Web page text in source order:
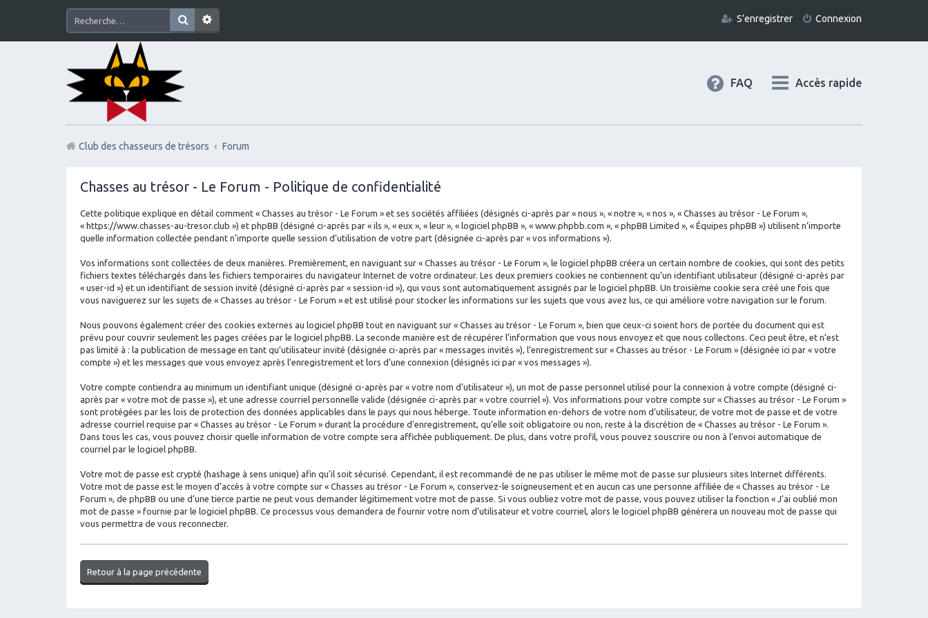
Connexion
S’enregistrer
Accès rapide
FAQ
Club des chasseurs de trésors Forum
Chasses au trésor - Le Forum - Politique de confidentialité
Cette politique explique en détail comment « Chasses au trésor - Le Forum » et ses sociétés affiliées (désignés ci-après par « nous », « notre », « nos », « Chasses au trésor - Le Forum »,
« https://www.chasses-au-tresor.club ») et phpBB (désigné ci-après par « ils », « eux », « leur », « logiciel phpBB », « www.phpbb.com », « phpBB Limited », « Équipes phpBB ») utilisent n’importe
quelle information collectée pendant n’importe quelle session d’utilisation de votre part (désignée ci-après par « vos informations »).
Vos informations sont collectées de deux manières. Premièrement, en naviguant sur « Chasses au trésor - Le Forum », le logiciel phpBB créera un certain nombre de cookies, qui sont des petits
fichiers textes téléchargés dans les fichiers temporaires du navigateur Internet de votre ordinateur. Les deux premiers cookies ne contiennent qu’un identifiant utilisateur (désigné ci-après par
« user-id ») et un identifiant de session invité (désigné ci-après par « session-id »), qui vous sont automatiquement assignés par le logiciel phpBB. Un troisième cookie sera créé une fois que
vous naviguerez sur les sujets de « Chasses au trésor - Le Forum » et est utilisé pour stocker les informations sur les sujets que vous avez lus, ce qui améliore votre navigation sur le forum.
Nous pouvons également créer des cookies externes au logiciel phpBB tout en naviguant sur « Chasses au trésor - Le Forum », bien que ceux-ci soient hors de portée du document qui est
prévu pour couvrir seulement les pages créées par le logiciel phpBB. La seconde manière est de récupérer l’information que vous nous envoyez et que nous collectons. Ceci peut être, et n’est
pas limité à : la publication de message en tant qu’utilisateur invité (désignée ci-après par « messages invités »), l’enregistrement sur « Chasses au trésor - Le Forum » (désignée ici par « votre
compte ») et les messages que vous envoyez après l’enregistrement et lors d’une connexion (désignés ici par « vos messages »).
Votre compte contiendra au minimum un identifiant unique (désigné ci-après par « votre nom d’utilisateur »), un mot de passe personnel utilisé pour la connexion à votre compte (désigné ci-
après par « votre mot de passe »), et une adresse courriel personnelle valide (désignée ci-après par « votre courriel »). Vos informations pour votre compte sur « Chasses au trésor - Le Forum »
sont protégées par les lois de protection des données applicables dans le pays qui nous héberge. Toute information en-dehors de votre nom d’utilisateur, de votre mot de passe et de votre
adresse courriel requise par « Chasses au trésor - Le Forum » durant la procédure d’enregistrement, qu’elle soit obligatoire ou non, reste à la discrétion de « Chasses au trésor - Le Forum ».
Dans tous les cas, vous pouvez choisir quelle information de votre compte sera affichée publiquement. De plus, dans votre profil, vous pouvez souscrire ou non à l’envoi automatique de
courriel par le logiciel phpBB.
Votre mot de passe est crypté (hashage à sens unique) afin qu’il soit sécurisé. Cependant, il est recommandé de ne pas utiliser le même mot de passe sur plusieurs sites Internet différents.
Votre mot de passe est le moyen d’accès à votre compte sur « Chasses au trésor - Le Forum », conservez-le soigneusement et en aucun cas une personne affiliée de « Chasses au trésor - Le
Forum », de phpBB ou une d’une tierce partie ne peut vous demander légitimement votre mot de passe. Si vous oubliez votre mot de passe, vous pouvez utiliser la fonction « J’ai oublié mon
mot de passe » fournie par le logiciel phpBB. Ce processus vous demandera de fournir votre nom d’utilisateur et votre courriel, alors le logiciel phpBB générera un nouveau mot de passe qui
vous permettra de vous reconnecter.
Retour à la page précédente